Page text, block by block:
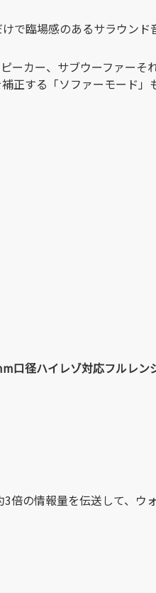
で臨場感のあるサラウンド
ーカー、サブウーファーそ
正する「ソファーモード」
口径ハイレゾ対応フルレン
倍の情報量を伝送して、ウ